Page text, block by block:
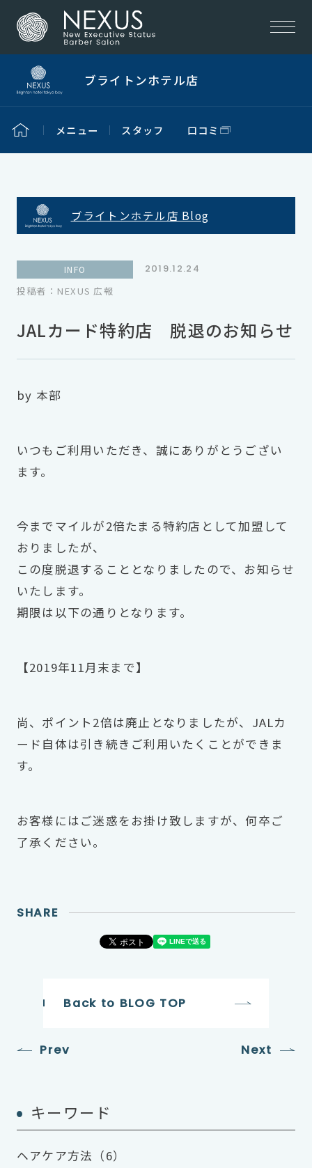
ブライトンホテル店 Blog
JALカード特約店 脱退のお知らせ
INFO
2019.12.24
投稿者：NEXUS 広報
by 本部
いつもご利用いただき、誠にありがとうござい
ます。
今までマイルが2倍たまる特約店として加盟して
おりましたが、
この度脱退することとなりましたので、お知らせ
いたします。
期限は以下の通りとなります。
【2019年11月末まで】
尚、ポイント2倍は廃止となりましたが、JALカ
ード自体は引き続きご利用いたくことができま
す。
お客様にはご迷惑をお掛け致しますが、何卒ご
了承ください。
SHARE
Prev
Back to BLOG TOP
Next
キーワード
ヘアケア方法（6）
ブライトンホテル店
メニュー スタッフ 口コミ